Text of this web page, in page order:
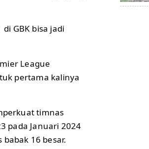
GBK bisa jadi
League
pertama kalinya
timnas
pada Januari 2024
16 besar.